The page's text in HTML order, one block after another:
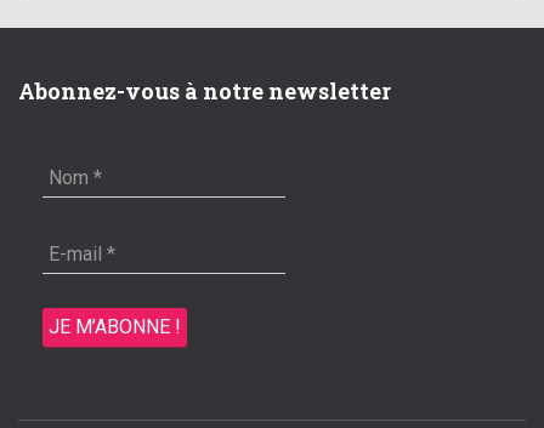
Abonnez-vous à notre newsletter